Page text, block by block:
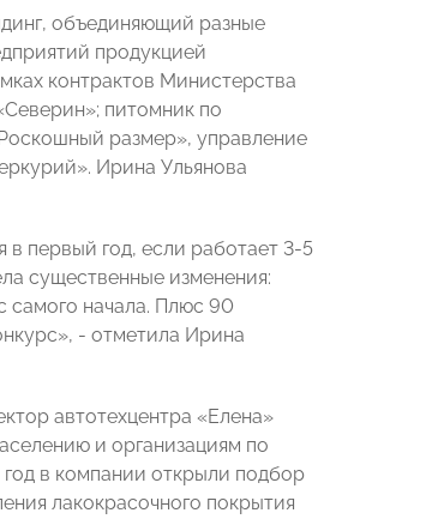
объединяющий разные
продукцией
контрактов Министерства
питомник по
размер», управление
Ирина Ульянова
в первый год, если работает 3-5
существенные изменения:
самого начала. Плюс 90
- отметила Ирина
автотехцентра «Елена»
и организациям по
в компании открыли подбор
лакокрасочного покрытия